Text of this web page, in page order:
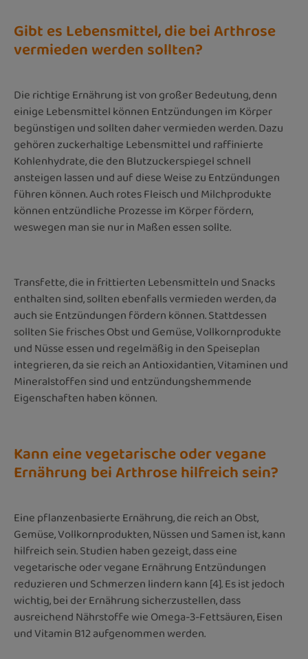
Gibt es Lebensmittel, die bei Arthrose
vermieden werden sollten?
Die richtige Ernährung ist von großer Bedeutung, denn
einige Lebensmittel können Entzündungen im Körper
begünstigen und sollten daher vermieden werden. Dazu
gehören zuckerhaltige Lebensmittel und raffinierte
Kohlenhydrate, die den Blutzuckerspiegel schnell
ansteigen lassen und auf diese Weise zu Entzündungen
führen können. Auch rotes Fleisch und Milchprodukte
können entzündliche Prozesse im Körper fördern,
weswegen man sie nur in Maßen essen sollte.
Transfette, die in frittierten Lebensmitteln und Snacks
enthalten sind, sollten ebenfalls vermieden werden, da
auch sie Entzündungen fördern können. Stattdessen
sollten Sie frisches Obst und Gemüse, Vollkornprodukte
und Nüsse essen und regelmäßig in den Speiseplan
integrieren, da sie reich an Antioxidantien, Vitaminen und
Mineralstoffen sind und entzündungshemmende
Eigenschaften haben können.
Kann eine vegetarische oder vegane
Ernährung bei Arthrose hilfreich sein?
Eine pflanzenbasierte Ernährung, die reich an Obst,
Gemüse, Vollkornprodukten, Nüssen und Samen ist, kann
hilfreich sein. Studien haben gezeigt, dass eine
vegetarische oder vegane Ernährung Entzündungen
reduzieren und Schmerzen lindern kann [4]. Es ist jedoch
wichtig, bei der Ernährung sicherzustellen, dass
ausreichend Nährstoffe wie Omega-3-Fettsäuren, Eisen
und Vitamin B12 aufgenommen werden.